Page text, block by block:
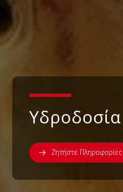
Υδροδοσία
Ζητήστε Πληροφορίες